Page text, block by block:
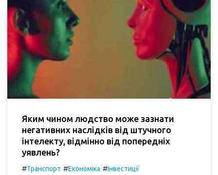
Яким чином людство може зазнати
негативних наслідків від штучного
інтелекту, відмінно від попередніх
уявлень?
#Транспорт #Економіка #Інвестиції